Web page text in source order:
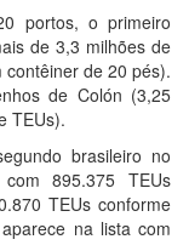
portos, o primeiro
de 3,3 milhões de
de 20 pés).
de Colón (3,25
TEUs).
brasileiro no
895.375 TEUs
TEUs conforme
na lista com